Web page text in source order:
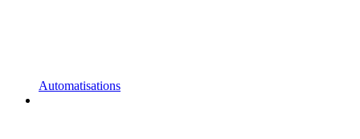
Automatisations